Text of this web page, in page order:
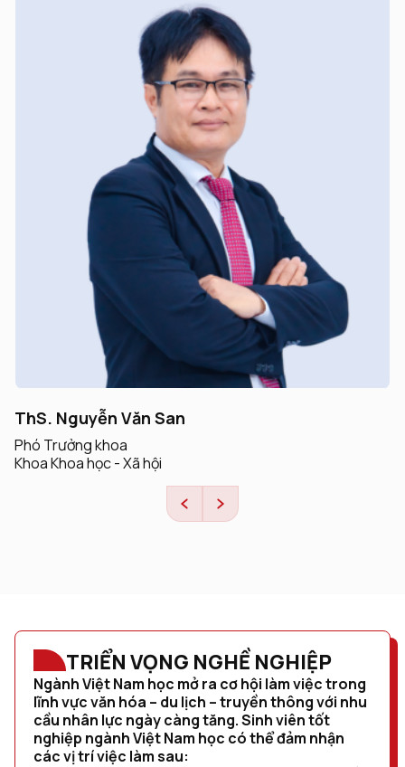
TS Trịnh Viết Then
Trưởng bộ môn
Khoa Khoa học - Xã hội
TRIỂN VỌNG NGHỀ NGHIỆP
Ngành Việt Nam học mở ra cơ hội làm việc trong
lĩnh vực văn hóa – du lịch – truyền thông với nhu
cầu nhân lực ngày càng tăng. Sinh viên tốt
nghiệp ngành Việt Nam học có thể đảm nhận
các vị trí việc làm sau: